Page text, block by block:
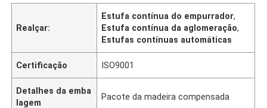
Realçar:
Estufa contínua do empurrador,
Estufa contínua da aglomeração,
Estufas contínuas automáticas
Certificação ISO9001
Detalhes da emba
lagem
Pacote da madeira compensada